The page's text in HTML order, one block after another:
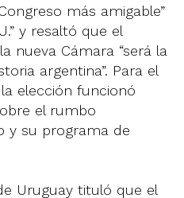
más amigable”
y resaltó que el
nueva Cámara “será la
argentina”. Para el
elección funcionó
el rumbo
y su programa de
Uruguay tituló que el